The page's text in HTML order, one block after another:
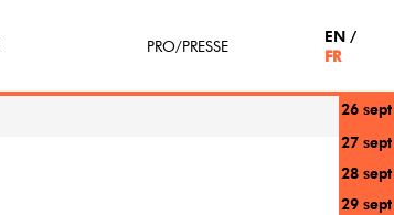
PRO/PRESSE
EN
FR
26 sept
27 sept
28 sept
29 sept